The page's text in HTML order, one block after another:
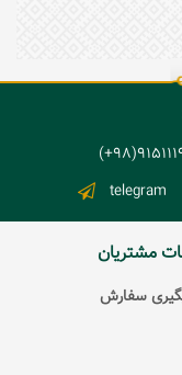
telegram
مشتریان
سفارش